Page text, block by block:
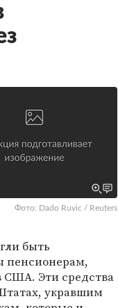
Фото: Dado Ruvic / Reuters
быть
пенсионерам,
Эти средства
укравшим